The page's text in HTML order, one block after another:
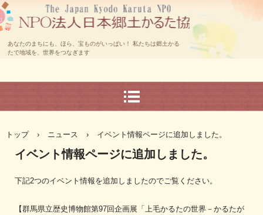
あなたのまちにも、ほら、宝ものがいっぱい！ 私たちは郷土かる
たで地域を、世界をつなぎます
トップ › ニュース › イベント情報ページに追加しました。
イベント情報ページに追加しました。
下記2つのイベント情報を追加しましたのでご覧ください。
【群馬県立歴史博物館第97回企画展「上毛かるたの世界－かるたが